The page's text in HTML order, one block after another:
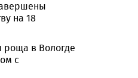
на 18
роща в Вологде
с